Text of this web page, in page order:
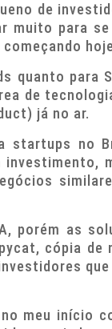
de
muito para se
quanto para
de
já no ar.
startups no
investimento,
porém as
cópia de
meu início